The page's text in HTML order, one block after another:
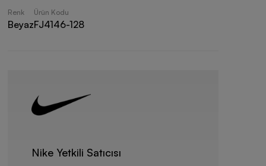
Renk
Beyaz
Ürün Kodu
FJ4146-128
Nike Yetkili Satıcısı